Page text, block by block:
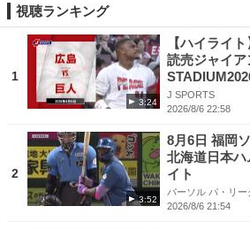
視聴ランキング
1
3:24
【ハイライ
読売ジャイ
J SPORTS
2026/8/6 22:58
2
3:52
8月6日 福岡
北海道日本ハ
イト
パーソル パ・リー
2026/8/6 21:54